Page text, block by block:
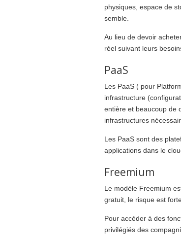
physiques, espace de
semble.
Au lieu de devoir
réel suivant leurs
PaaS
Les PaaS ( pour
infrastructure
entière et beaucoup de
infrastructures
Les PaaS sont des
applications dans le
Freemium
Le modèle Freemium
gratuit, le risque est
Pour accéder à des
privilégiés des